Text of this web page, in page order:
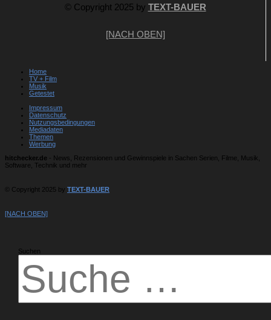
© Copyright 2025 by TEXT-BAUER
[NACH OBEN]
Home
TV + Film
Musik
Getestet
Impressum
Datenschutz
Nutzungsbedingungen
Mediadaten
Themen
Werbung
hitchecker.de - News, Rezensionen und Gewinnspiele in Sachen Serien, Filme, Musik,
Software, Technik und mehr
© Copyright 2025 by TEXT-BAUER
[NACH OBEN]
Suchen